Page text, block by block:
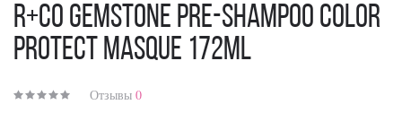
R+Co Gemstone Pre-Shampoo Color
Protect Masque 172ml
Отзывы 0